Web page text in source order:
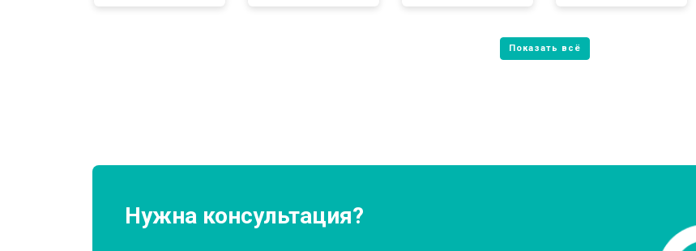
от 80 мин
Нужна консультация?